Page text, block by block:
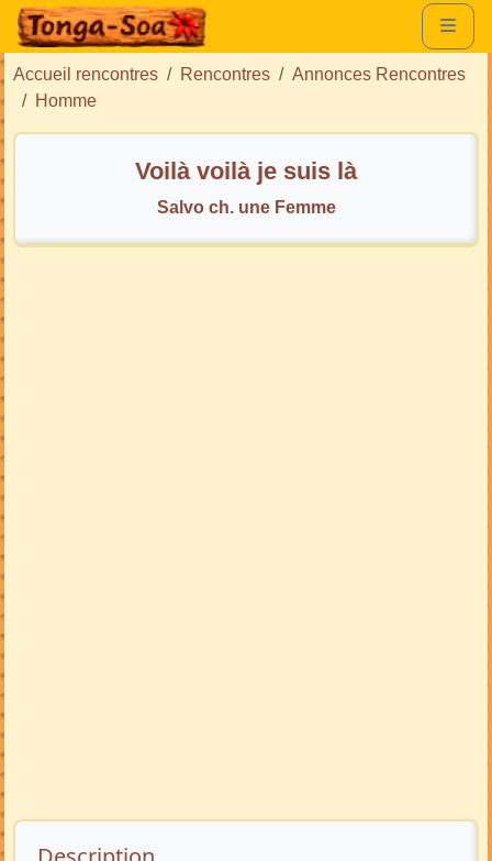
Accueil rencontres Rencontres
Annonces Rencontres
Homme
Voilà voilà je suis là
Salvo ch. une Femme